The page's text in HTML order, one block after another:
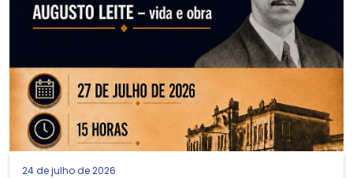
24 de julho de 2026